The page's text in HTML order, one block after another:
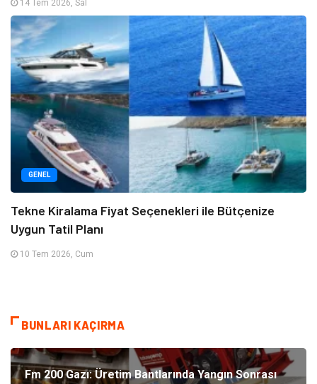
14 Tem 2026, Sal
GENEL
Tekne Kiralama Fiyat Seçenekleri ile Bütçenize
Uygun Tatil Planı
10 Tem 2026, Cum
BUNLARI KAÇIRMA
Fm 200 Gazı: Üretim Bantlarında Yangın Sonrası